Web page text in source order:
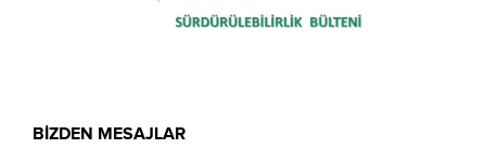
BİZDEN MESAJLAR